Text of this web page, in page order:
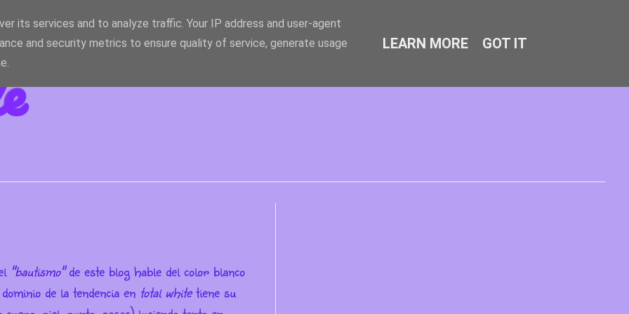
"bautismo"de este blog hable del color blanco
de la tendencia en total whitetiene su
its services and to analyze traffic. Your IP address and user-agent
and security metrics to ensure quality of service, generate usage
LEARN MORE GOT IT